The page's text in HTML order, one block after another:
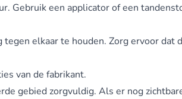
Gebruik een applicator of een
elkaar te houden. Zorg ervoor
van de fabrikant.
gebied zorgvuldig. Als er nog